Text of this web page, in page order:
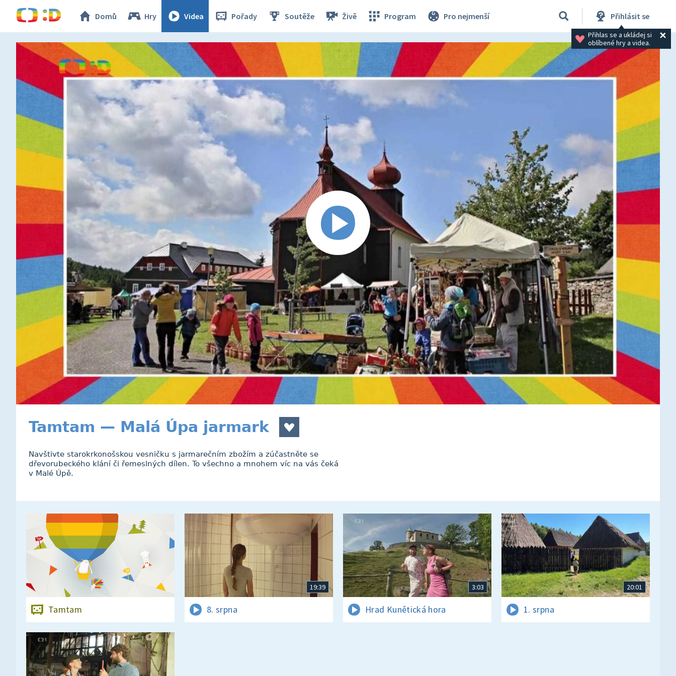
Domů Hry Videa Pořady Soutěže Živě Program Pro nejmenší Přihlásit se
Přihlas se a ukládej si
oblíbené hry a videa.
Tamtam — Malá Úpa jarmark
Navštivte starokrkonošskou vesničku s jarmarečním zbožím a zúčastněte se
dřevorubeckého klání či řemeslných dílen. To všechno a mnohem víc na vás čeká
v Malé Úpě.
Tamtam
19:39
8. srpna
3:03
Hrad Kunětická hora
20:01
1. srpna